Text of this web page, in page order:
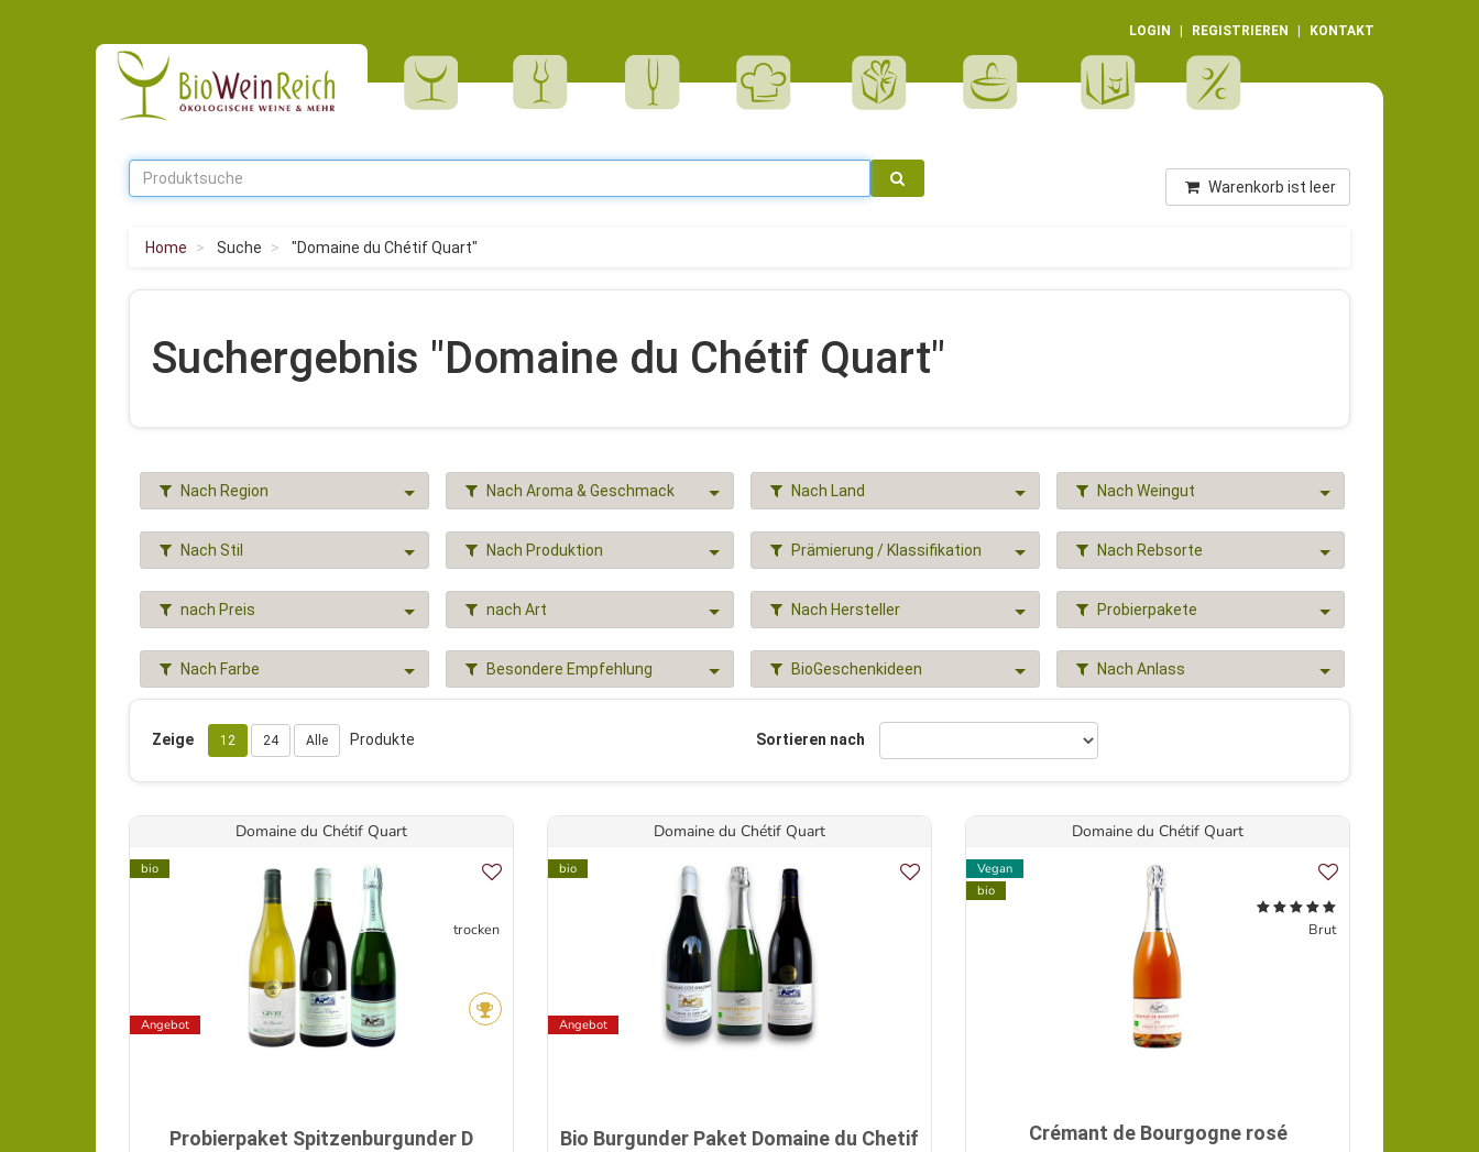
LOGIN REGISTRIEREN KONTAKT
Warenkorb ist leer
Home Suche "Domaine du Chétif Quart"
Suchergebnis "Domaine du Chétif Quart"
Nach Region Nach Aroma & Geschmack Nach Land Nach Weingut
Nach Stil Nach Produktion Prämierung / Klassifikation Nach Rebsorte
nach Preis nach Art Nach Hersteller Probierpakete
Nach Farbe Besondere Empfehlung BioGeschenkideen Nach Anlass
Zeige 12 24 Alle Produkte Sortieren nach
Domaine du Chétif Quart
bio
Angebot
trocken
Probierpaket Spitzenburgunder D
Domaine du Chétif Quart
bio
Angebot
Bio Burgunder Paket Domaine du Chetif
Domaine du Chétif Quart
Vegan
bio
Brut
Crémant de Bourgogne rosé